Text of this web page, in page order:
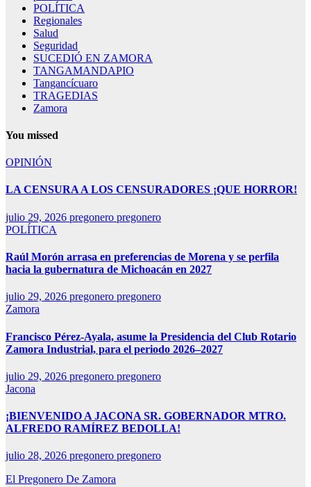
POLÍTICA
Regionales
Salud
Seguridad
SUCEDIÓ EN ZAMORA
TANGAMANDAPIO
Tangancícuaro
TRAGEDIAS
Zamora
You missed
OPINIÓN
LA CENSURA A LOS CENSURADORES ¡QUE HORROR!
julio 29, 2026 pregonero pregonero
POLÍTICA
Raúl Morón arrasa en preferencias de Morena y se perfila
hacia la gubernatura de Michoacán en 2027
julio 29, 2026 pregonero pregonero
Zamora
Francisco Pérez-Ayala, asume la Presidencia del Club Rotario
Zamora Industrial, para el periodo 2026–2027
julio 29, 2026 pregonero pregonero
Jacona
¡BIENVENIDO A JACONA SR. GOBERNADOR MTRO.
ALFREDO RAMÍREZ BEDOLLA!
julio 28, 2026 pregonero pregonero
El Pregonero De Zamora